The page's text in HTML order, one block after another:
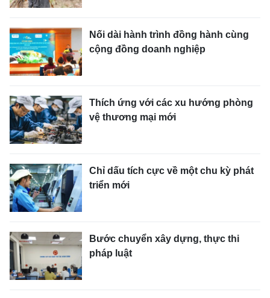
Nối dài hành trình đồng hành cùng
cộng đồng doanh nghiệp
Thích ứng với các xu hướng phòng
vệ thương mại mới
Chỉ dấu tích cực về một chu kỳ phát
triển mới
Bước chuyển xây dựng, thực thi
pháp luật